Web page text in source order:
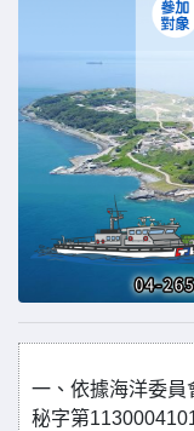
一、依據海洋委員
秘字第